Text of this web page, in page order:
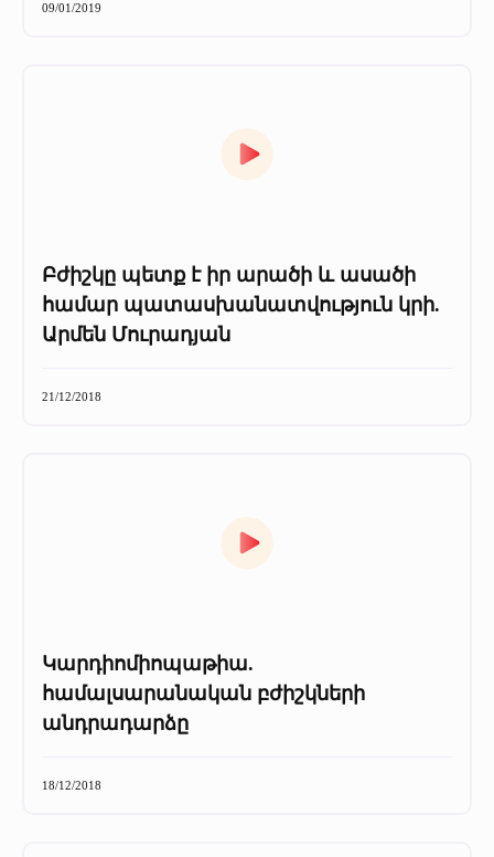
09/01/2019
Բժիշկը պետք է իր արածի և ասածի
համար պատասխանատվություն կրի.
Արմեն Մուրադյան
21/12/2018
Կարդիոմիոպաթիա.
համալսարանական բժիշկների
անդրադարձը
18/12/2018